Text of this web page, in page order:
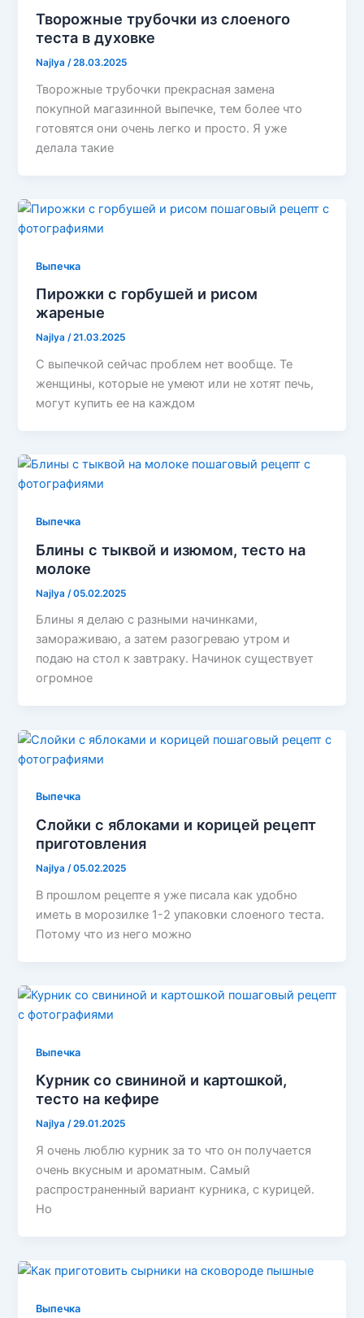
Творожные трубочки из слоеного
теста в духовке
Najlya/28.03.2025
Творожные трубочки прекрасная замена
покупной магазинной выпечке, тем более что
готовятся они очень легко и просто. Я уже
делала такие
Выпечка
Пирожки с горбушей и рисом
жареные
Najlya/21.03.2025
С выпечкой сейчас проблем нет вообще. Те
женщины, которые не умеют или не хотят печь,
могут купить ее на каждом
Выпечка
Блины с тыквой и изюмом, тесто на
молоке
Najlya /05.02.2025
Блины я делаю с разными начинками,
замораживаю, а затем разогреваю утром и
подаю на стол к завтраку. Начинок существует
огромное
Выпечка
Слойки с яблоками и корицей рецепт
приготовления
Najlya/05.02.2025
В прошлом рецепте я уже писала как удобно
иметь в морозилке 1-2 упаковки слоеного теста.
Потому что из него можно
Выпечка
Курник со свининой и картошкой,
тесто на кефире
Najlya/29.01.2025
Я очень люблю курник за то что он получается
очень вкусным и ароматным. Самый
распространенный вариант курника, с курицей.
Но
Выпечка